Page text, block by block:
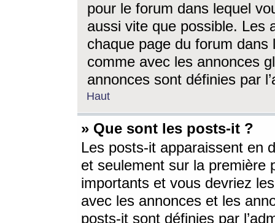
pour le forum dans lequel
aussi vite que possible. Les
chaque page du forum dans
comme avec les annonces
annonces sont définies par
Haut
» Que sont les posts-it ?
Les posts-it apparaissent en
et seulement sur la première
importants et vous devriez
avec les annonces et les
posts-it sont définies par